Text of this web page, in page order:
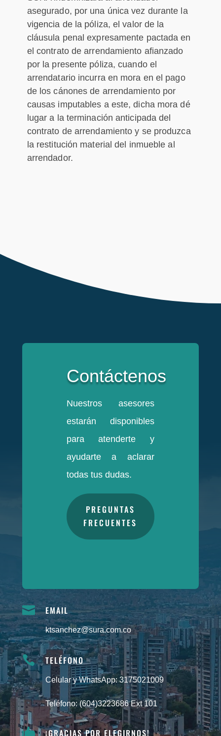
asegurado, por una única vez durante la
vigencia de la póliza, el valor de la
cláusula penal expresamente pactada en
el contrato de arrendamiento afianzado
por la presente póliza, cuando el
arrendatario incurra en mora en el pago
de los cánones de arrendamiento por
causas imputables a este, dicha mora dé
lugar a la terminación anticipada del
contrato de arrendamiento y se produzca
la restitución material del inmueble al
arrendador.
Contáctenos
Nuestros asesores
estarán disponibles
para atenderte y
ayudarte a aclarar
todas tus dudas.
PREGUNTAS
FRECUENTES
 EMAIL
ktsanchez@sura.com.co
 TELÉFONO
Celular y WhatsApp:3175021009
Teléfono:(604)3223686 Ext 101
 ¡GRACIAS POR ELEGIRNOS!